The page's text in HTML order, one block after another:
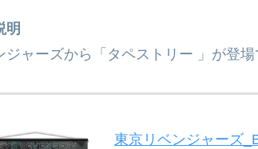
明
ジャーズから「タペストリー 」が登場
東京リベンジャーズ